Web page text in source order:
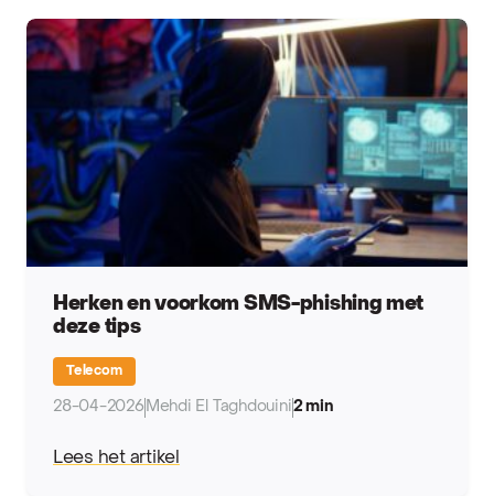
Herken en voorkom SMS-phishing met
deze tips
Telecom
28-04-2026 Mehdi El Taghdouini2 min
Lees het artikel